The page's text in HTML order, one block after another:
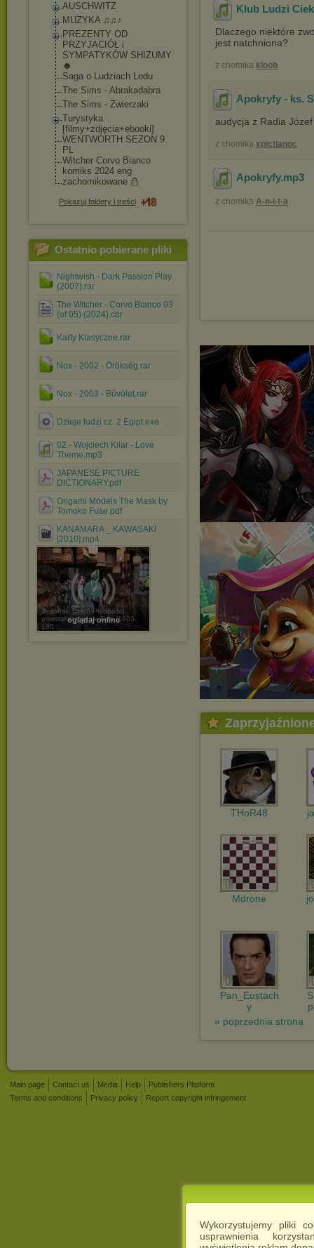
Wykorzystujemy pliki
usprawnienia
AUSCHWITZ
MUZYKA ♫♫♪
PREZENTY OD
PRZYJACIÓŁ i
SYMPATYKÓW SHIZUMY
☻
Saga o Ludziach Lodu
The Sims - Abrakadabra
The Sims - Zwierzaki
Turystyka
[filmy+zdjęcia+ebooki]
WENTWORTH SEZON 9
PL
Witcher Corvo Bianco
komiks 2024 eng
zachomikowane
Pokazuj foldery i treści
Ostatnio pobierane pliki
Nightwish - Dark Passion Play
(2007).rar
The Witcher - Corvo Bianco 03
(of 05) (2024).cbr
Karty Klasyczne.rar
Nox - 2002 - Örökség.rar
Nox - 2003 - Bűvölet.rar
Dzieje ludzi cz. 2 Egipt.exe
02 - Wojciech Kilar - Love
Theme.mp3
JAPANESE PICTURE
DICTIONARY.pdf
Origami Models The Mask by
Tomoko Fuse.pdf
KANAMARA _ KAWASAKI
[2010].mp4
oglądaj online
Japoński Dzień Płodności
powstał w okresie Edo (1603-
186 ...
Klub Ludzi
Dlaczego niektóre
jest natchniona?
z chomika kloob
Apokryfy - ks.
audycja z Radia Józef
z chomika xpictianoc
Apokryfy.mp3
z chomika A-n-i-t-a
THoR48
Mdrone
Pan_Eustach
y
« poprzednia strona
Main page Contact us Media Help
Publishers Platform
Terms and conditions
Privacy policy Report copyright infringement